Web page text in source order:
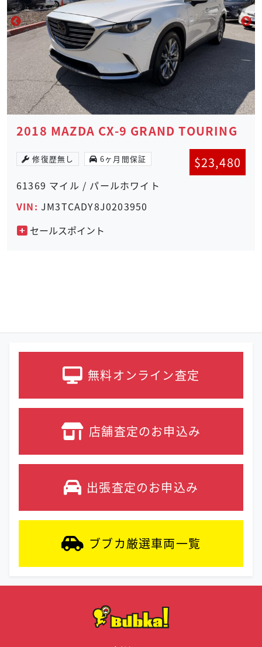
2018 MAZDA CX-9 GRAND TOURING
修復歴無し 6ヶ月間保証 $23,480
61369 マイル / パールホワイト
VIN: JM3TCADY8J0203950
セールスポイント
無料オンライン査定
店舗査定のお申込み
出張査定のお申込み
ブブカ厳選車両一覧